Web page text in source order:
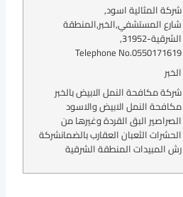
شركة المثالية اسود,
شارع المستشفي,الخبر,المنطقة
الشرقية-
31952
,
Telephone No.0550171619
الخبر
شركة مكافحة النمل الابيض بالخبر
مكافحة النمل الابيض والاسود
الصراصير البق القردة وغيرها من
الحشرات الثعبان العقارب بالضمانشركة
رش المبيدات المنطقة الشرقية